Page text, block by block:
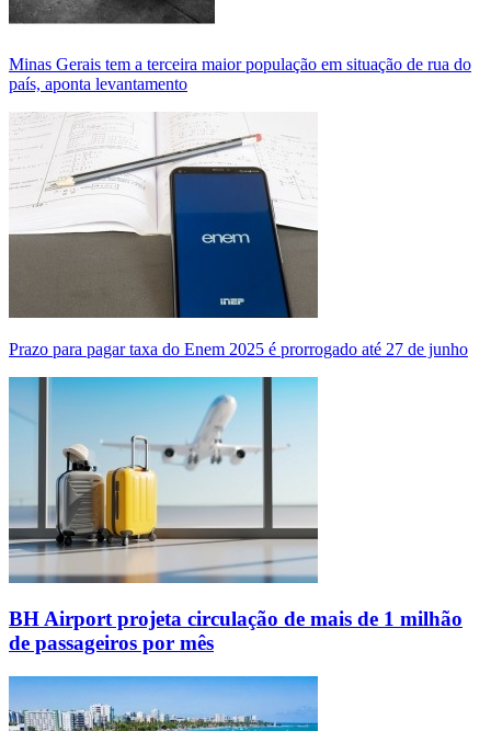
Minas Gerais tem a terceira maior população em situação de rua do
país, aponta levantamento
Prazo para pagar taxa do Enem 2025 é prorrogado até 27 de junho
BH Airport projeta circulação de mais de 1 milhão
de passageiros por mês